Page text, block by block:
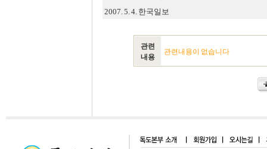
2007. 5. 4. 한국일보
관련
내용
관련내용이 없습니다